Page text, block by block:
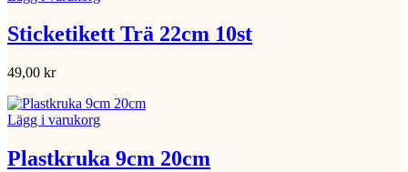
Sticketikett Trä 22cm 10st
49,00 kr
Lägg i varukorg
Plastkruka 9cm 20cm